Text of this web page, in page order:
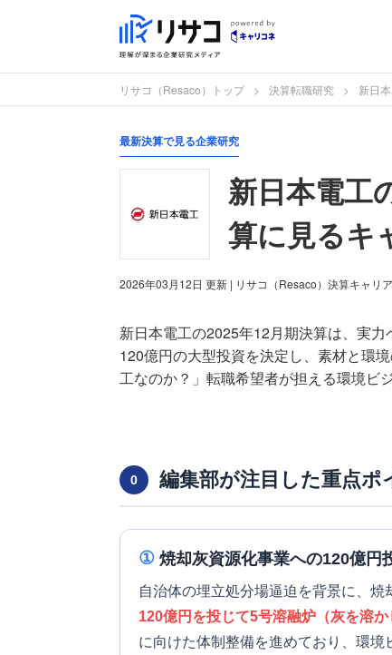
リサコ（Resaco）トップ 決算転職研究 新日
最新決算で見る企業研究
新日本電工
算に見るキ
2026年03月12日 更新 | リサコ（Resaco）決算キャリ
新日本電工の2025年12月期決算は、実
120億円の大型投資を決定し、素材と環
工なのか？」転職希望者が担える環境ビ
0 編集部が注目した重点ポ
① 焼却灰資源化事業への120億円
自治体の埋立処分場逼迫を背景に、
120億円を投じて5号溶融炉（灰を溶
に向けた体制整備を進めており、環